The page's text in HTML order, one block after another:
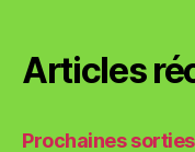
Articles
Prochaines sorties